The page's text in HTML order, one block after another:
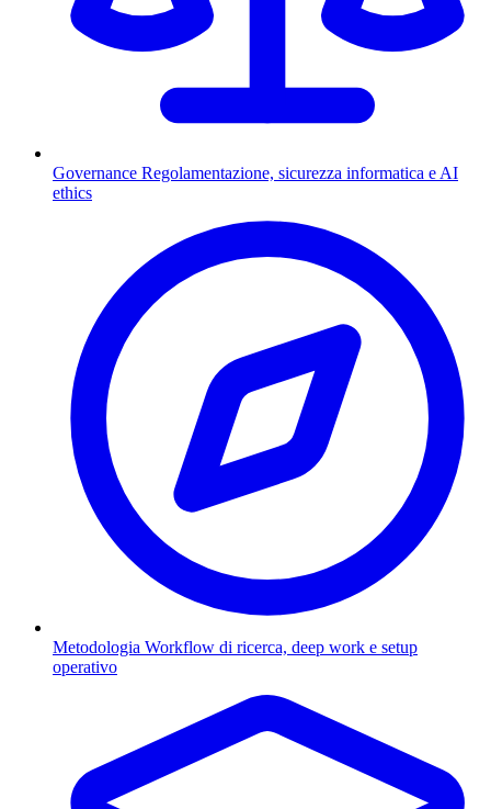
Governance Regolamentazione, sicurezza informatica e AI
ethics
Metodologia Workflow di ricerca, deep work e setup
operativo